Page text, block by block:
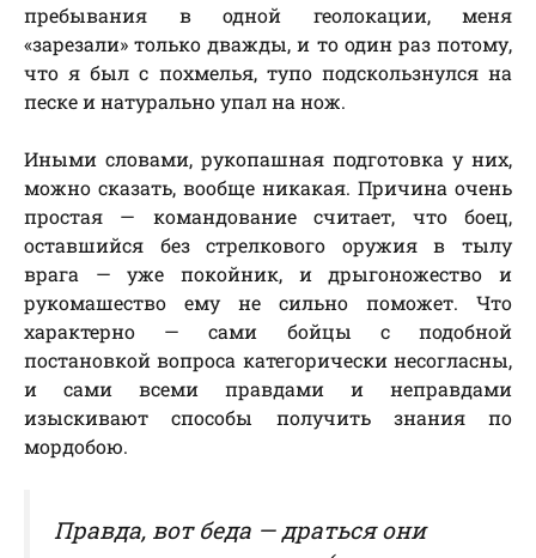
пребывания в одной геолокации, меня
«зарезали» только дважды, и то один раз потому,
что я был с похмелья, тупо подскользнулся на
песке и натурально упал на нож.
Иными словами, рукопашная подготовка у них,
можно сказать, вообще никакая. Причина очень
простая — командование считает, что боец,
оставшийся без стрелкового оружия в тылу
врага — уже покойник, и дрыгоножество и
рукомашество ему не сильно поможет. Что
характерно — сами бойцы с подобной
постановкой вопроса категорически несогласны,
и сами всеми правдами и неправдами
изыскивают способы получить знания по
мордобою.
Правда, вот беда — драться они